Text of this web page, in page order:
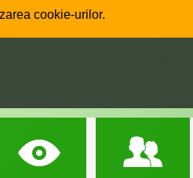
cookie-urilor.